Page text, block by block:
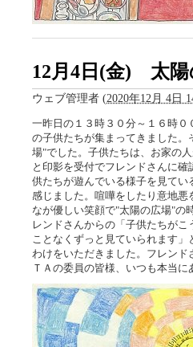
12月4日(金) 太陽
ウェブ管理者 (2020年12月 4日
一昨日の１３時３０分～１６時
の子供たちが集まってきました
場"でした。子供たちは、お家の
と印影を受付でフレンドさんに
供たちが遊んでいる様子を見て
感じました。喧嘩をしたり意地
なが優しい笑顔で"太陽の広場"の
レンドさんからの「子供たちが
ことなくずっと見ていられます
わけをいただきました。フレン
ＴＡの委員の皆様、いつも本当に